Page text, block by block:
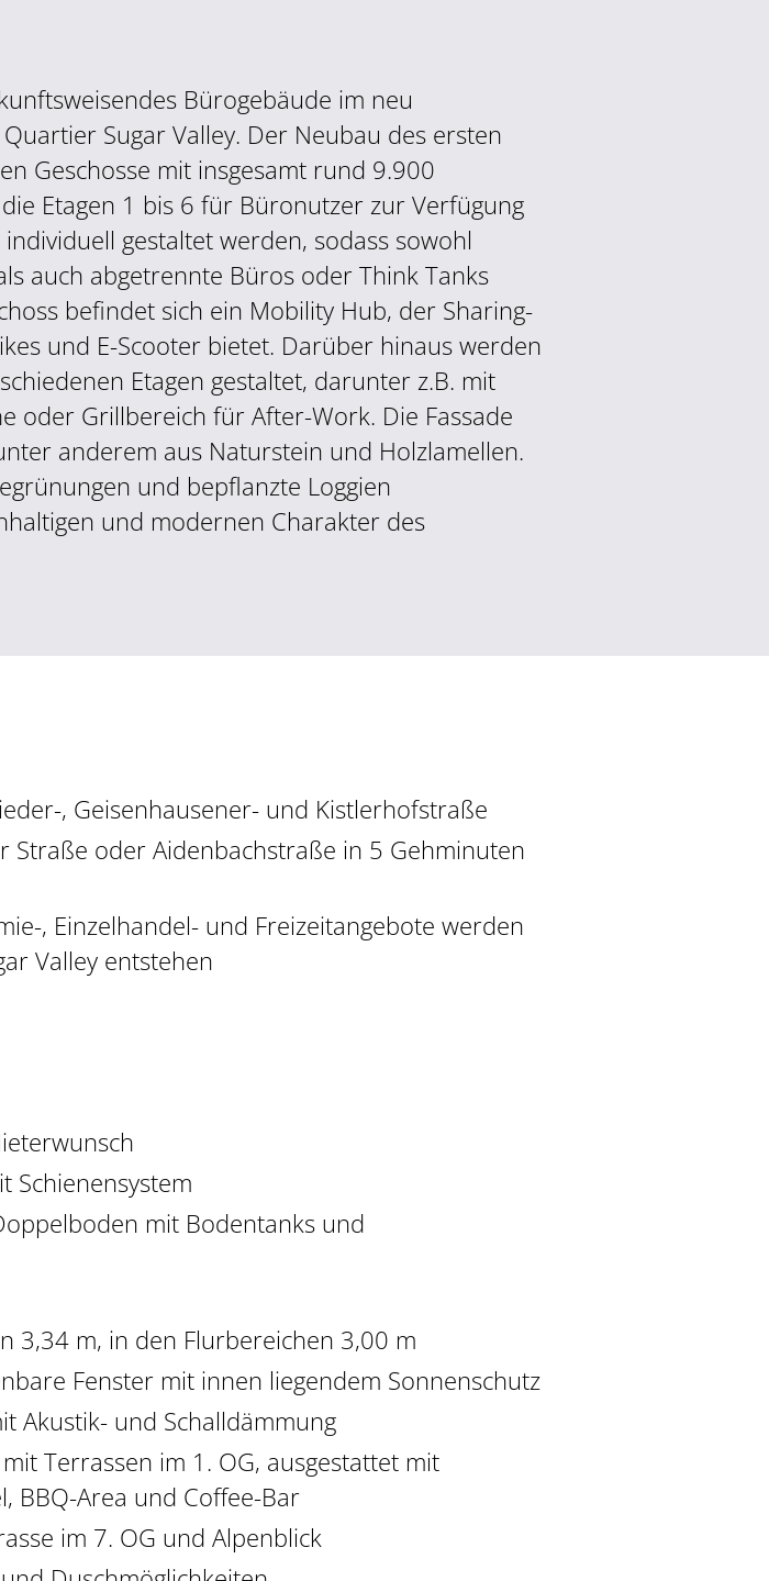
Bürogebäude im neu
Sugar Valley. Der Neubau des ersten
Geschosse mit insgesamt rund 9.900
Etagen 1 bis 6 für Büronutzer zur Verfügung
individuell gestaltet werden, sodass sowohl
auch abgetrennte Büros oder Think Tanks
befindet sich ein Mobility Hub, der Sharing-
und E-Scooter bietet. Darüber hinaus werden
Etagen gestaltet, darunter z.B. mit
oder Grillbereich für After-Work. Die Fassade
anderem aus Naturstein und Holzlamellen.
und bepflanzte Loggien
und modernen Charakter des
, Geisenhausener- und Kistlerhofstraße
Straße oder Aidenbachstraße in 5 Gehminuten
, Einzelhandel- und Freizeitangebote werden
Valley entstehen
Schienensystem
mit Bodentanks und
3,34 m, in den Flurbereichen 3,00 m
Fenster mit innen liegendem Sonnenschutz
Akustik- und Schalldämmung
Terrassen im 1. OG, ausgestattet mit
BBQ-Area und Coffee-Bar
im 7. OG und Alpenblick